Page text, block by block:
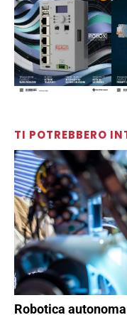
TI POTREBBERO
Robotica